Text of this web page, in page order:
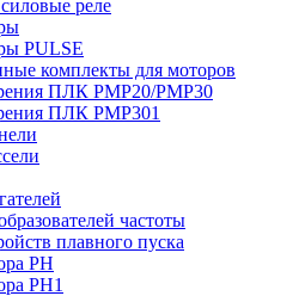
реле
PULSE
комплекты для моторов
ПЛК PMP20/PMP30
ПЛК PMP301
частоты
плавного пуска
PH
PH1